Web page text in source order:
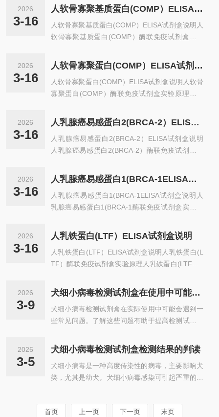
（ELISA）。往预先包被人胃泌素(GAS）捕获抗体
的包被微孔中，依次加入标本、标准品、HRP标记
的检测抗体，经过温育并彻di洗涤。用底物TMB显
色，TMB在过氧化物酶的催化下转化成蓝色，并在
中的人胃泌素(GAS）呈正相关。用酶标仪在450n
样...
2026
3-16
人软骨寡聚基质蛋白(COMP）ELISA试剂盒说明
人软骨寡聚基质蛋白(COMP）ELISA试剂盒说明人
软骨寡聚基质蛋白(COMP）酶联免疫试剂盒实验
用双抗体一步夹心法酶联免疫吸附试验（ELIS
A）。往预先包被人软骨寡聚基质蛋白(COMP）捕
获抗体的包被微孔中，依次加入标本、标准品、H
RP标记的检测抗体，经过温育并彻di洗涤。用底物
色，并在酸的作用下转化成最终的黄色。颜色的深
相关。用酶...
2026
3-16
人软骨寡聚蛋白(COMP）ELISA试剂盒说明
人软骨寡聚蛋白(COMP）ELISA试剂盒说明人软骨
寡聚蛋白(COMP）酶联免疫试剂盒实验原理人软
夹心法酶联免疫吸附试验（ELISA）。往预先包被
人软骨寡聚蛋白(COMP）捕获抗体的包被微孔
中，依次加入标本、标准品、HRP标记的检测抗
体，经过温育并彻di洗涤。用底物TMB显色，TMB
下转化成最终的黄色。颜色的深浅和样品中的人软
m波长...
2026
3-16
人乳腺癌易感蛋白2(BRCA-2）ELISA试剂盒说明
人乳腺癌易感蛋白2(BRCA-2）ELISA试剂盒说明
人乳腺癌易感蛋白2(BRCA-2）酶联免疫试剂盒实
盒采用双抗体一步夹心法酶联免疫吸附试验（ELIS
A）。往预先包被人乳腺癌易感蛋白2(BRCA-2）捕
获抗体的包被微孔中，依次加入标本、标准品、H
RP标记的检测抗体，经过温育并彻di洗涤。用底物
色，并在酸的作用下转化成最终的黄色。颜色的深
2026
3-16
人乳腺癌易感蛋白1(BRCA-1ELISA试剂盒说明
人乳腺癌易感蛋白1(BRCA-1ELISA试剂盒说明人
乳腺癌易感蛋白1(BRCA-1酶联免疫试剂盒实验原
双抗体一步夹心法酶联免疫吸附试验（ELISA）。
往预先包被人乳腺癌易感蛋白1(BRCA-1捕获抗体
的包被微孔中，依次加入标本、标准品、HRP标记
的检测抗体，经过温育并彻di洗涤。用底物TMB显
酸的作用下转化成最终的黄色。颜色的深浅和样品
2026
3-16
人乳铁蛋白(LTF）ELISA试剂盒说明
人乳铁蛋白(LTF）ELISA试剂盒说明人乳铁蛋白(L
TF）酶联免疫试剂盒实验原理人乳铁蛋白(LTF）E
验（ELISA）。往预先包被人乳铁蛋白(LTF）捕获
抗体的包被微孔中，依次加入标本、标准品、HRP
标记的检测抗体，经过温育并彻di洗涤。用底物TM
B显色，TMB在过氧化物酶的催化下转化成蓝色，
样品中的人乳铁蛋白(LTF）呈正相关。用酶标仪在
2026
3-9
犬细小病毒检测试剂盒在使用中可能会遇到一些常见问题
犬细小病毒检测试剂盒在实际使用中可能会遇到一
些常见问题。了解这些问题有助于提高检测试剂盒
解决方法：1、结果假阴性（FalseNegative）问
题：样本量不足、病毒量过低或操作不当都可能导
致假阴性，即检测结果显示没有感染，但实际上犬
只可能仍然携带病毒。可能原因：病毒量低：样本
错误：样本中未能充分提取病毒，可能是取样不
当，导致病毒量不足。试剂盒灵敏度不足：试剂盒
2026
3-5
犬细小病毒检测试剂盒检测结果的判读
犬细小病毒是一种高度传染性的病毒，主要影响犬
类，尤其是幼犬。犬细小病毒感染可引起严重的胃
用犬细小病毒检测试剂盒进行检测非常重要。一、
首页 上一页 下一页 末页